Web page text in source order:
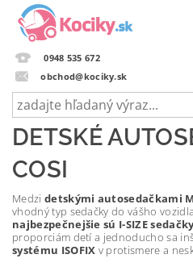
0948 535 672
obchod@kociky.sk
DETSKÉ
COSI
Medzi detskými autosedačkami
vhodný typ sedačky do vášho
najbezpečnejšie sú I-SIZE
proporciám detí a jednoducho sa
systému ISOFIX v protismere a